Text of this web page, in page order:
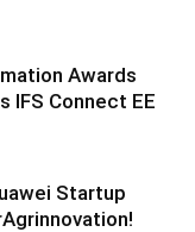
Awards
IFS Connect EE
Startup